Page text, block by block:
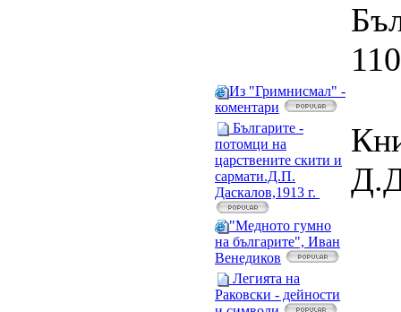
Из "Гримнисмал" -
коментари
Българите -
потомци на
царствените скити и
сармати.Д.П.
Даскалов,1913 г.
"Медното гумно
на българите", Иван
Венедиков
Легията на
Раковски - дейности